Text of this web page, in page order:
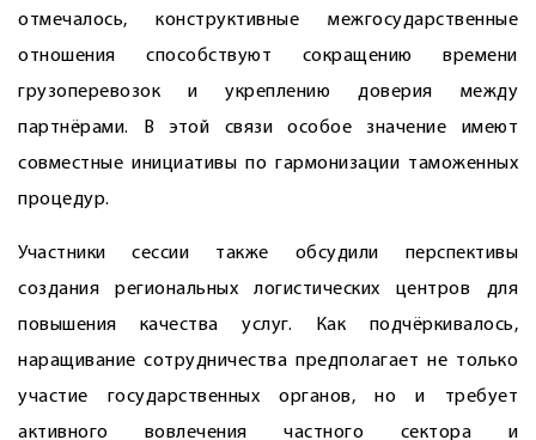
отмечалось, конструктивные межгосударственные
отношения способствуют сокращению времени
грузоперевозок и укреплению доверия между
партнёрами. В этой связи особое значение имеют
совместные инициативы по гармонизации таможенных
процедур.
Участники сессии также обсудили перспективы
создания региональных логистических центров для
повышения качества услуг. Как подчёркивалось,
наращивание сотрудничества предполагает не только
участие государственных органов, но и требует
активного вовлечения частного сектора и